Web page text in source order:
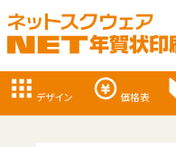
デザイン 価格表